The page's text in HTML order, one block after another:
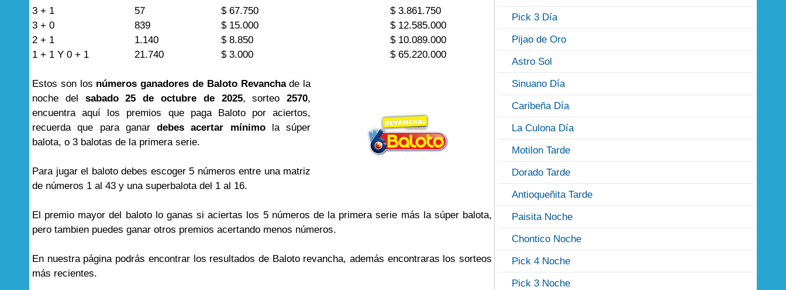
3 + 1
57 $ 67.750
$ 3.861.750
3 + 0
839 $ 15.000
$ 12.585.000
2 + 1
1.140 $ 8.850
$ 10.089.000
1 + 1 Y 0 + 1
21.740 $ 3.000 $ 65.220.000
Estos son los números ganadores de Baloto Revanchade la
noche del sabado 25 de octubre de 2025, sorteo2570,
encuentra aquí los premios que paga Baloto por aciertos,
recuerda que para ganardebes acertar mínimola súper
balota, o 3 balotas de la primera serie.
Para jugar el baloto debes escoger 5 números entre una matriz
de números 1 al 43 y una superbalota del 1 al 16.
El premio mayor del baloto lo ganas si aciertas los 5 números de la primera serie más la súper balota,
pero tambien puedes ganar otros premios acertando menos números.
En nuestra página podrás encontrar los resultados de Baloto revancha, además encontraras los sorteos
más recientes.
Pick 3 Día
Pijao de Oro
Astro Sol
Sinuano Día
Caribeña Día
La Culona Día
Motilon Tarde
Dorado Tarde
Antioqueñita Tarde
Paisita Noche
Chontico Noche
Pick 4 Noche
Pick 3 Noche